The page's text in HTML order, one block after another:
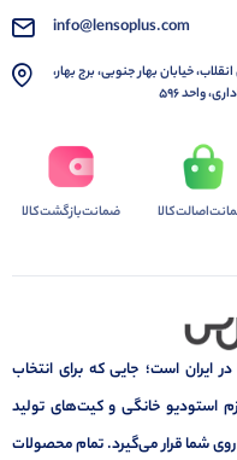
info@lensoplus.com
خیابان بهار جنوبی، برج بهار،
واحد ۵۹۶
ضمانت‌بازگشت‌کالا
ایران است؛ جایی که برای انتخاب
استودیو خانگی و کیت‌های تولید
شما قرار می‌گیرد. تمام محصولات